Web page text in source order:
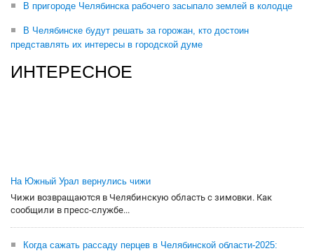
В пригороде Челябинска рабочего засыпало землей в колодце
В Челябинске будут решать за горожан, кто достоин
представлять их интересы в городской думе
ИНТЕРЕСНОЕ
На Южный Урал вернулись чижи
Чижи возвращаются в Челябинскую область с зимовки. Как
сообщили в пресс-службе...
Когда сажать рассаду перцев в Челябинской области-2025: